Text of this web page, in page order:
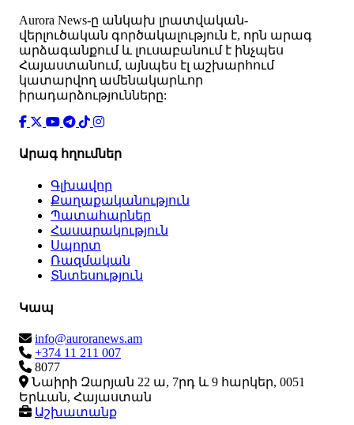
Аurora News-ը անկախ լրատվական-
վերլուծական գործակալություն է, որն արագ
արձագանքում և լուսաբանում է ինչպես
Հայաստանում, այնպես էլ աշխարհում
կատարվող ամենակարևոր
իրադարձությունները:
Արագ հղումներ
Գլխավոր
Քաղաքականություն
Պատահարներ
Հասարակություն
Սպորտ
Ռազմական
Տնտեսություն
Կապ
info@auroranews.am
+374 11 211 007
8077
Նաիրի Զարյան 22 ա, 7րդ և 9 հարկեր, 0051
Երևան, Հայաստան
Աշխատանք